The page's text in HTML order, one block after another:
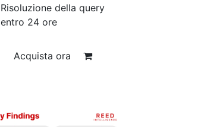
Risoluzione della query
entro 24 ore
Acquista ora